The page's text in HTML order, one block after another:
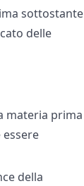
sottostante
delle
materia prima
della